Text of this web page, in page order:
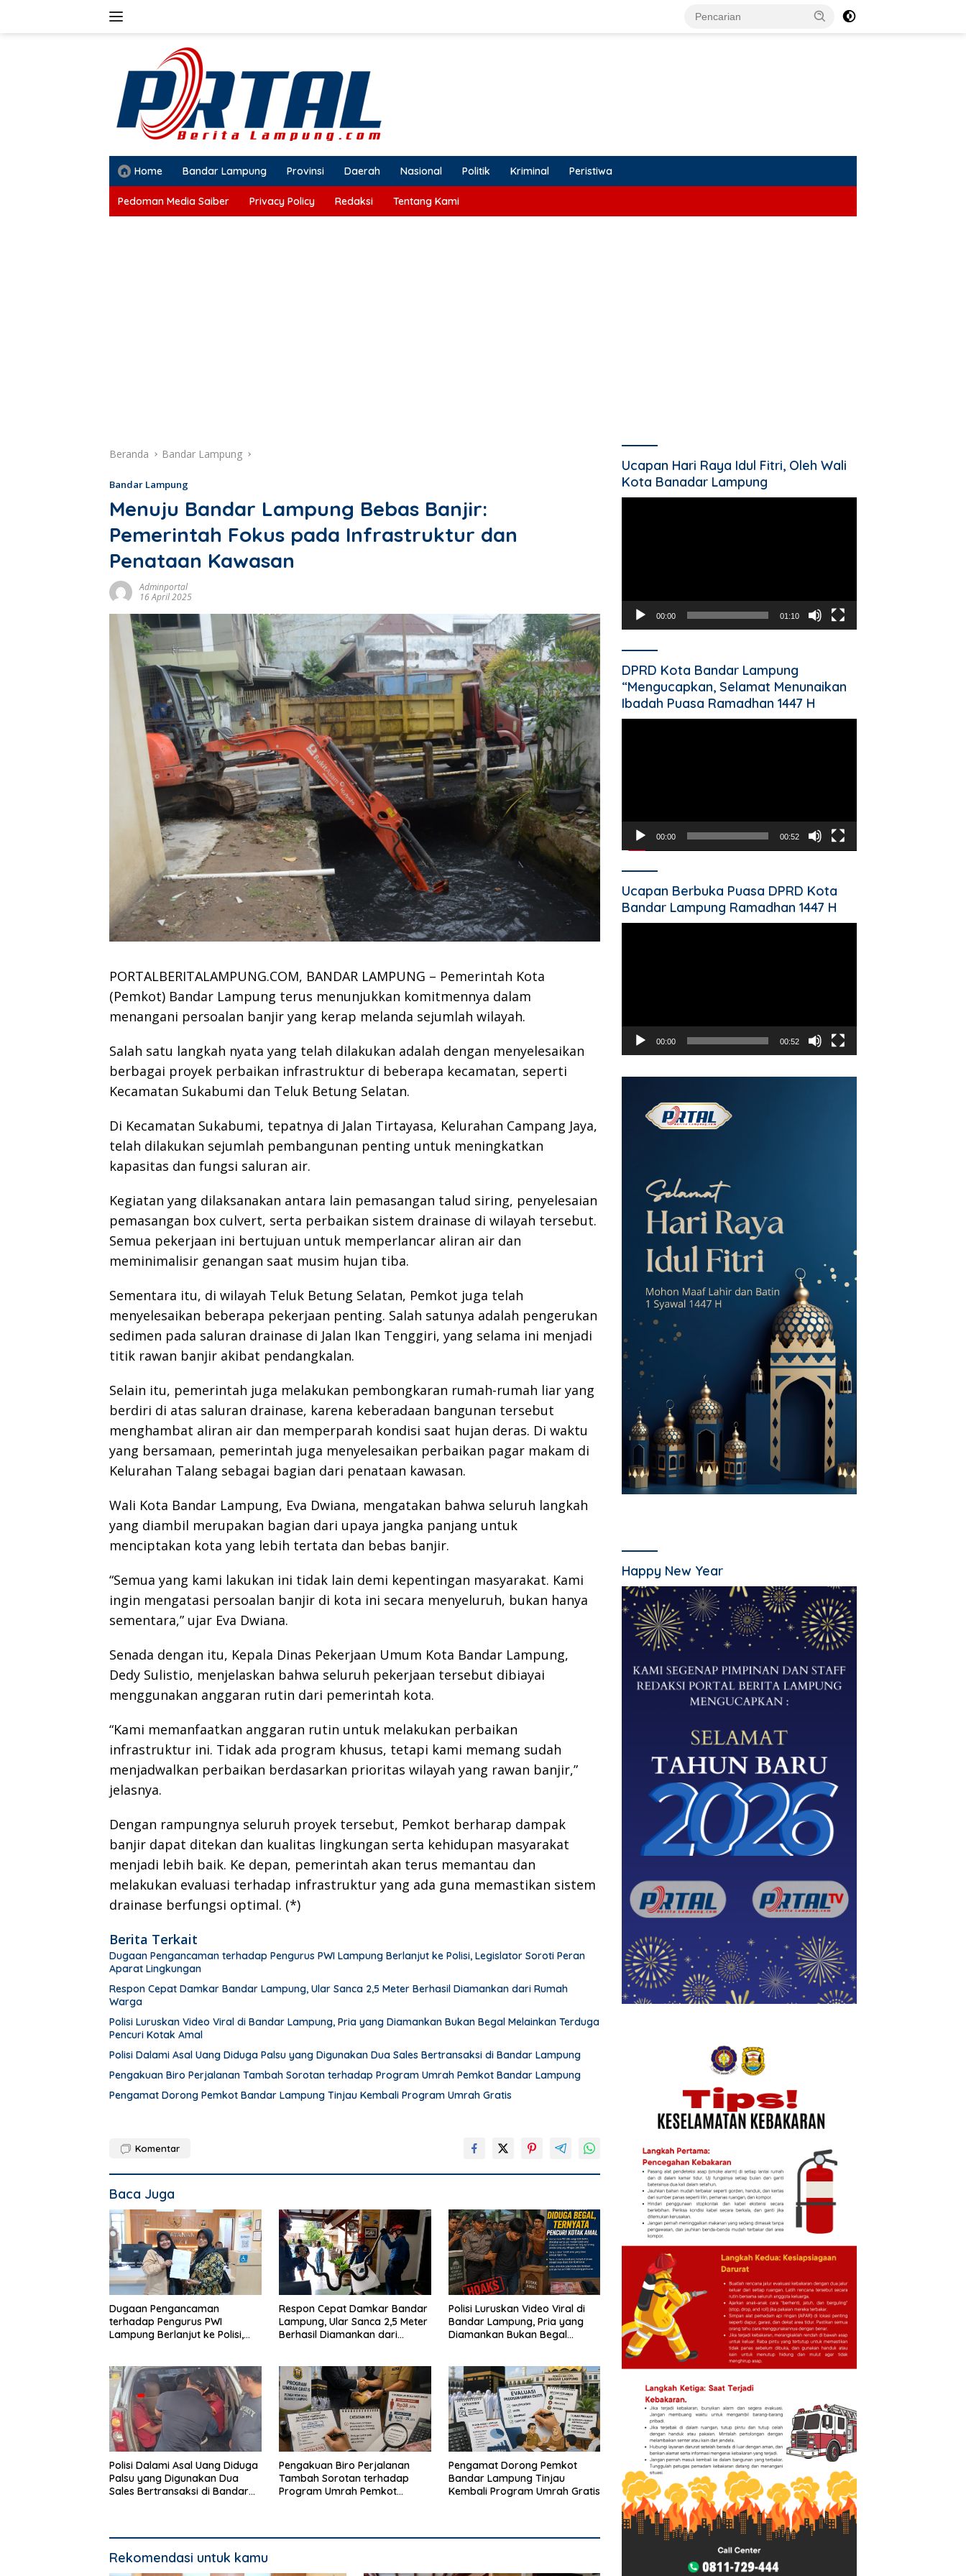
Home Bandar Lampung Provinsi Daerah Nasional Politik Kriminal Peristiwa
Pedoman Media Saiber Privacy Policy Redaksi Tentang Kami
Beranda Bandar Lampung
Bandar Lampung
Menuju Bandar Lampung Bebas Banjir:
Pemerintah Fokus pada Infrastruktur dan
Penataan Kawasan
Adminportal
16 April 2025
PORTALBERITALAMPUNG.COM, BANDAR LAMPUNG – Pemerintah Kota
(Pemkot) Bandar Lampung terus menunjukkan komitmennya dalam
menangani persoalan banjir yang kerap melanda sejumlah wilayah.
Salah satu langkah nyata yang telah dilakukan adalah dengan menyelesaikan
berbagai proyek perbaikan infrastruktur di beberapa kecamatan, seperti
Kecamatan Sukabumi dan Teluk Betung Selatan.
Di Kecamatan Sukabumi, tepatnya di Jalan Tirtayasa, Kelurahan Campang Jaya,
telah dilakukan sejumlah pembangunan penting untuk meningkatkan
kapasitas dan fungsi saluran air.
Kegiatan yang dilaksanakan antara lain pemasangan talud siring, penyelesaian
pemasangan box culvert, serta perbaikan sistem drainase di wilayah tersebut.
Semua pekerjaan ini bertujuan untuk memperlancar aliran air dan
meminimalisir genangan saat musim hujan tiba.
Sementara itu, di wilayah Teluk Betung Selatan, Pemkot juga telah
menyelesaikan beberapa pekerjaan penting. Salah satunya adalah pengerukan
sedimen pada saluran drainase di Jalan Ikan Tenggiri, yang selama ini menjadi
titik rawan banjir akibat pendangkalan.
Selain itu, pemerintah juga melakukan pembongkaran rumah-rumah liar yang
berdiri di atas saluran drainase, karena keberadaan bangunan tersebut
menghambat aliran air dan memperparah kondisi saat hujan deras. Di waktu
yang bersamaan, pemerintah juga menyelesaikan perbaikan pagar makam di
Kelurahan Talang sebagai bagian dari penataan kawasan.
Wali Kota Bandar Lampung, Eva Dwiana, mengatakan bahwa seluruh langkah
yang diambil merupakan bagian dari upaya jangka panjang untuk
menciptakan kota yang lebih tertata dan bebas banjir.
“Semua yang kami lakukan ini tidak lain demi kepentingan masyarakat. Kami
ingin mengatasi persoalan banjir di kota ini secara menyeluruh, bukan hanya
sementara,” ujar Eva Dwiana.
Senada dengan itu, Kepala Dinas Pekerjaan Umum Kota Bandar Lampung,
Dedy Sulistio, menjelaskan bahwa seluruh pekerjaan tersebut dibiayai
menggunakan anggaran rutin dari pemerintah kota.
“Kami memanfaatkan anggaran rutin untuk melakukan perbaikan
infrastruktur ini. Tidak ada program khusus, tetapi kami memang sudah
menjadwalkan perbaikan berdasarkan prioritas wilayah yang rawan banjir,”
jelasnya.
Dengan rampungnya seluruh proyek tersebut, Pemkot berharap dampak
banjir dapat ditekan dan kualitas lingkungan serta kehidupan masyarakat
menjadi lebih baik. Ke depan, pemerintah akan terus memantau dan
melakukan evaluasi terhadap infrastruktur yang ada guna memastikan sistem
drainase berfungsi optimal. (*)
Berita Terkait
Dugaan Pengancaman terhadap Pengurus PWI Lampung Berlanjut ke Polisi, Legislator Soroti Peran
Aparat Lingkungan
Respon Cepat Damkar Bandar Lampung, Ular Sanca 2,5 Meter Berhasil Diamankan dari Rumah
Warga
Polisi Luruskan Video Viral di Bandar Lampung, Pria yang Diamankan Bukan Begal Melainkan Terduga
Pencuri Kotak Amal
Polisi Dalami Asal Uang Diduga Palsu yang Digunakan Dua Sales Bertransaksi di Bandar Lampung
Pengakuan Biro Perjalanan Tambah Sorotan terhadap Program Umrah Pemkot Bandar Lampung
Pengamat Dorong Pemkot Bandar Lampung Tinjau Kembali Program Umrah Gratis
Komentar
Baca Juga
Dugaan Pengancaman
terhadap Pengurus PWI
Lampung Berlanjut ke Polisi,
Respon Cepat Damkar Bandar
Lampung, Ular Sanca 2,5 Meter
Berhasil Diamankan dari
Polisi Luruskan Video Viral di
Bandar Lampung, Pria yang
Diamankan Bukan Begal
Polisi Dalami Asal Uang Diduga
Palsu yang Digunakan Dua
Sales Bertransaksi di Bandar
Pengakuan Biro Perjalanan
Tambah Sorotan terhadap
Program Umrah Pemkot
Pengamat Dorong Pemkot
Bandar Lampung Tinjau
Kembali Program Umrah Gratis
Rekomendasi untuk kamu
Ucapan Hari Raya Idul Fitri, Oleh Wali
Kota Banadar Lampung
00:00 01:10
DPRD Kota Bandar Lampung
“Mengucapkan, Selamat Menunaikan
Ibadah Puasa Ramadhan 1447 H
00:00 00:52
Ucapan Berbuka Puasa DPRD Kota
Bandar Lampung Ramadhan 1447 H
00:00 00:52
Happy New Year